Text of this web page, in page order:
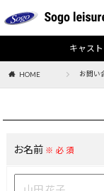
キャスト
HOME お問い
お名前 ※必須